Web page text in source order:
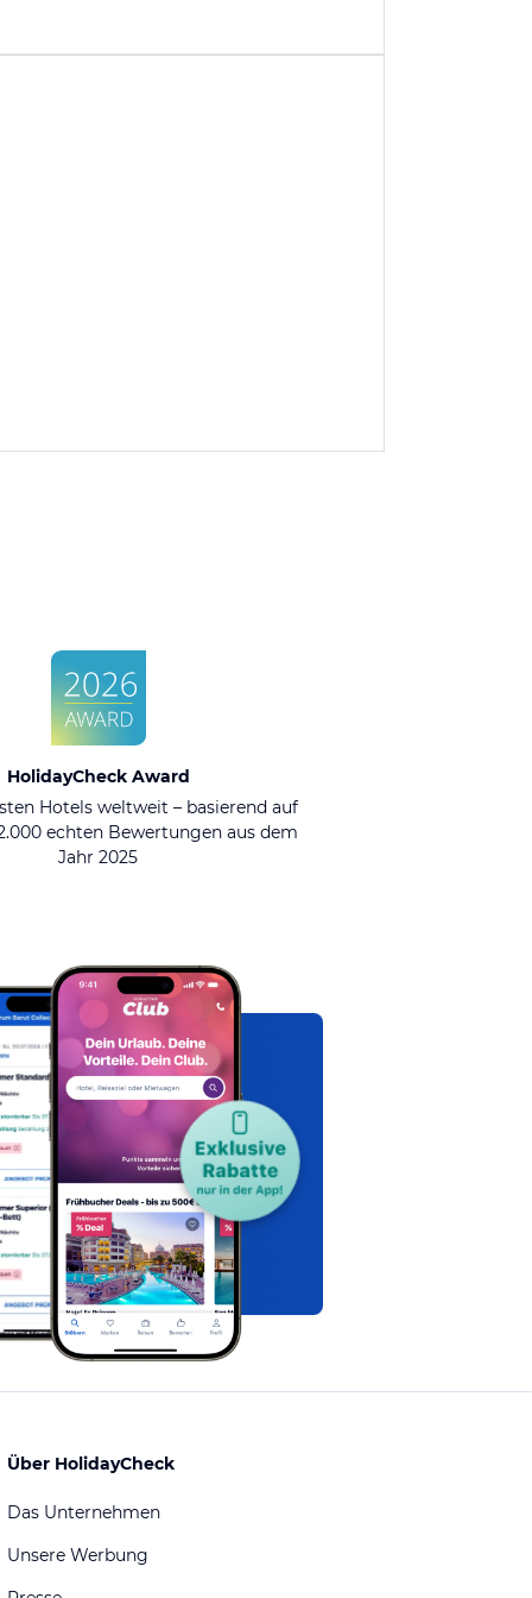
HolidayCheck Award
Hotels weltweit – basierend auf
echten Bewertungen aus dem
Jahr 2025
Über HolidayCheck
Das Unternehmen
Unsere Werbung